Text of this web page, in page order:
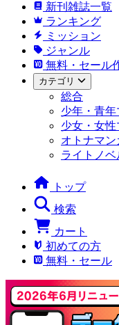
新刊雑誌一覧
ランキング
ミッション
ジャンル
無料・セール
カテゴリ
総合
少年・青年
少女・女性
オトナマン
ライトノベ
トップ
検索
カート
初めての方
無料・セール